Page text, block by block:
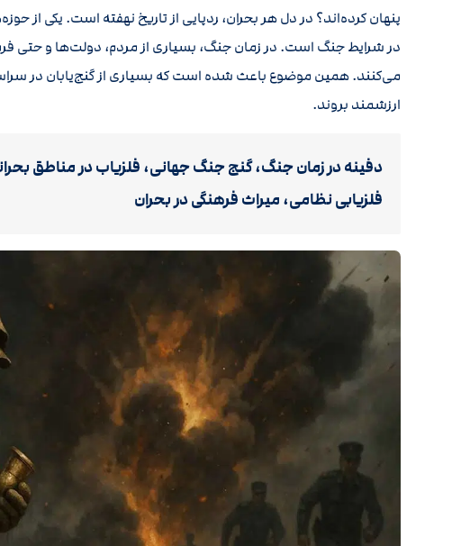
پنهان کرده‌اند؟ در دل هر بحران، ردپایی از تاریخ نهفته است. یکی از
در شرایط جنگ است. در زمان جنگ، بسیاری از مردم، دولت‌ها و حتی
می‌کنند. همین موضوع باعث شده است که بسیاری از گنج‌یابان در
ارزشمند بروند.
دفینه در زمان جنگ، گنج جنگ جهانی، فلزیاب در مناطق
فلزیابی نظامی، میراث فرهنگی در بحران